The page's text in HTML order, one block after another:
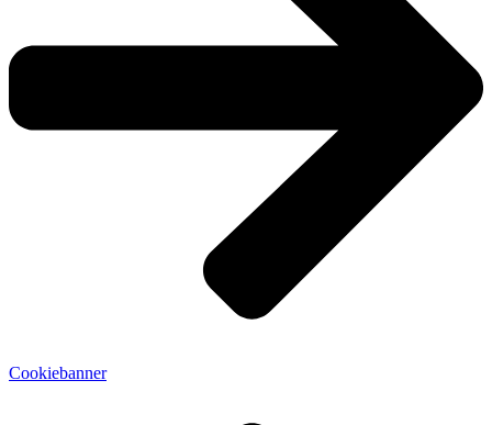
Cookiebanner